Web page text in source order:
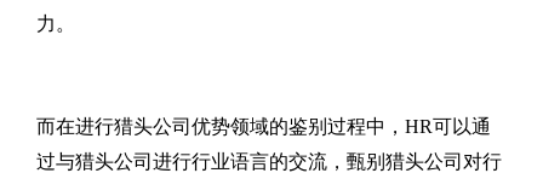
力。
而在进行猎头公司优势领域的鉴别过程中，HR可以通
过与猎头公司进行行业语言的交流，甄别猎头公司对行